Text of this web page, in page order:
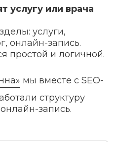
услугу или врача
услуги,
онлайн-запись.
простой и логичной.
мы вместе с SEO-
структуру
запись.